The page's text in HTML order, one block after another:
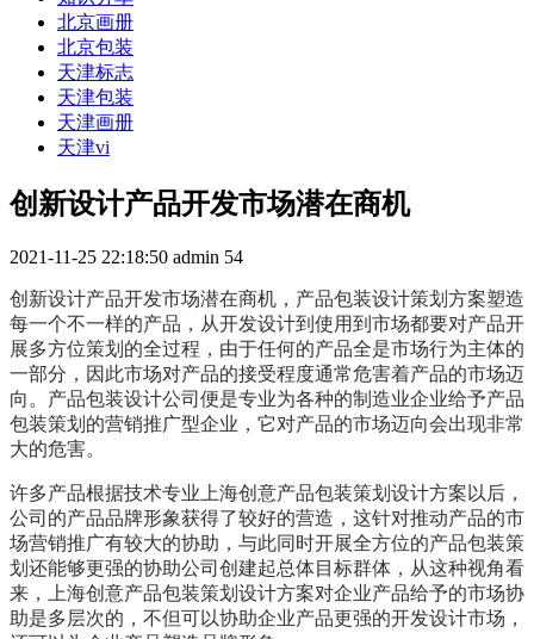
北京画册
北京包装
天津标志
天津包装
天津画册
天津vi
创新设计产品开发市场潜在商机
2021-11-25 22:18:50 admin 54
创新设计产品开发市场潜在商机，产品包装设计策划 方案塑造
每一个不一样的产品，从开发设计到使用到市场都要对产品开
展多方位策划的全过程，由于任何的产品全是市场行为主体的
一部分，因此市场对产品的接受程度通常危害着产品的市场迈
向。产品包装设计公司便是专业为各种的制造业企业给予产品
包装策划的营销推广型企业，它对产品的市场迈向会出现非常
大的危害。
许多产品根据技术专业上海创意产品包装策划设计方案以后，
公司的产品品牌形象获得了较好的营造，这针对推动产品的市
场营销推广有较大的协助，与此同时开展全方位的产品包装策
划还能够更强的协助公司创建起总体目标群体，从这种视角看
来，上海创意产品包装策划设计方案对企业产品给予的市场协
助是多层次的，不但可以协助企业产品更强的开发设计市场，